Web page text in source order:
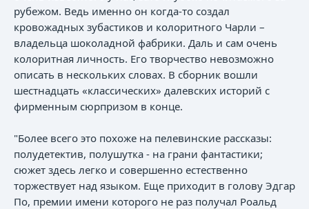
рубежом. Ведь именно он когда-то создал
кровожадных зубастиков и колоритного Чарли –
владельца шоколадной фабрики. Даль и сам очень
колоритная личность. Его творчество невозможно
описать в нескольких словах. В сборник вошли
шестнадцать «классических» далевских историй с
фирменным сюрпризом в конце.
"Более всего это похоже на пелевинские рассказы:
полудетектив, полушутка - на грани фантастики;
сюжет здесь легко и совершенно естественно
торжествует над языком. Еще приходит в голову Эдгар
По, премии имени которого не раз получал Роальд